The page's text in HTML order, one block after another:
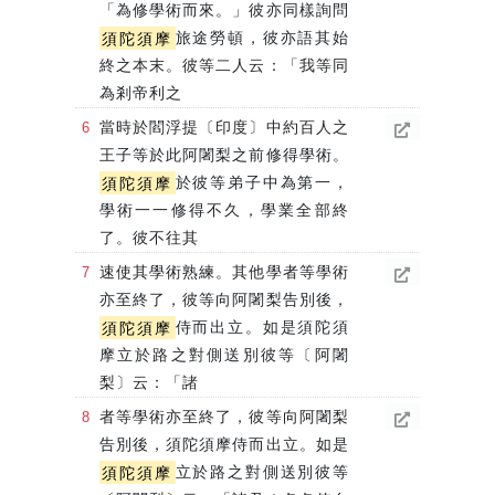
「為修學術而來。」彼亦同樣詢問
須陀須摩 旅途勞頓，彼亦語其始
終之本末。彼等二人云：「我等同
為剎帝利之
當時於閻浮提〔印度〕中約百人之
王子等於此阿闍梨之前修得學術。
須陀須摩 於彼等弟子中為第一，
學術一一修得不久，學業全部終
了。彼不往其
速使其學術熟練。其他學者等學術
亦至終了，彼等向阿闍梨告別後，
須陀須摩 侍而出立。如是須陀須
摩立於路之對側送別彼等〔阿闍
梨〕云：「諸
者等學術亦至終了，彼等向阿闍梨
告別後，須陀須摩侍而出立。如是
須陀須摩 立於路之對側送別彼等